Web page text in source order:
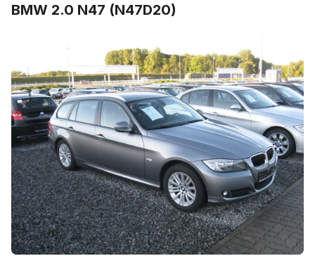
BMW 2.0 N47 (N47D20)